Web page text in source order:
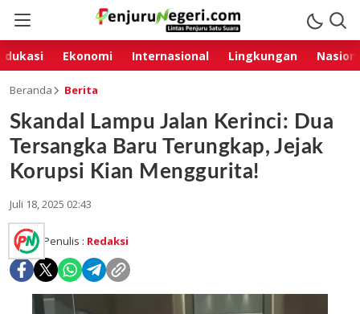
Ekonomi Internasional Lingkungan
Beranda Berita
Skandal Lampu Jalan Kerinci: Dua
Tersangka Baru Terungkap, Jejak
Korupsi Kian Menggurita!
Juli 18, 2025 02:43
Penulis : Redaksi